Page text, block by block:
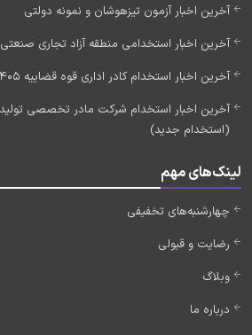
آخرین اخبار آزمون تیزهوشان و نمونه دولتی
آخرین اخبار استخدامی منطقه آزاد تجاری صنعتی 1405
آخرین اخبار استخدام کادر اداری قوه قضاییه 1405 (به زودی)
(استخدام جدید)
لینک‌های مهم
چهارشنبه‌های تخفیفی
رضایت و قبولی
وبلاگ
درباره ما